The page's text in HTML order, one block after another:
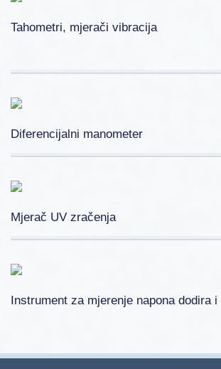
Tahometri, mjerači vibracija
Diferencijalni manometer
Mjerač UV zračenja
Instrument za mjerenje napona dodira